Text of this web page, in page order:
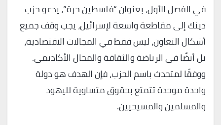
في الفصل الأول، بعنوان “فلسطين حرة”، يدعو حزب
دينك إلى مقاطعة واسعة لإسرائيل، يجب وقف جميع
أشكال التعاون، ليس فقط في المجالات الاقتصادية،
بل أيضًا في الرياضة والثقافة والمجال الأكاديمي.
ووفقًا لمتحدث باسم الحزب، فإن الهدف هو دولة
واحدة موحدة تتمتع بحقوق متساوية لليهود
والمسلمين والمسيحيين.